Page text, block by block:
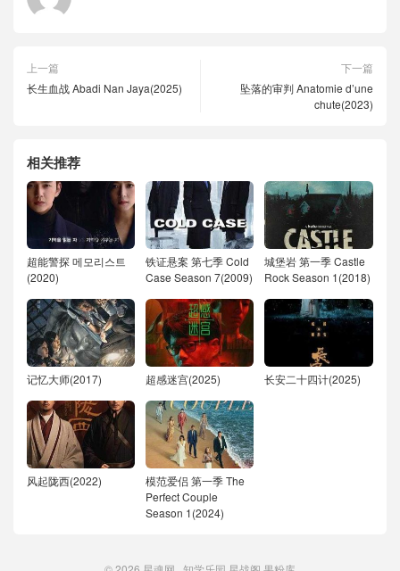
上一篇
长生血战 Abadi Nan Jaya(2025)
下一篇
坠落的审判 Anatomie d’une
chute(2023)
相关推荐
超能警探 메모리스트
(2020)
铁证悬案 第七季 Cold
Case Season 7(2009)
城堡岩 第一季 Castle
Rock Season 1(2018)
记忆大师(2017) 超感迷宫(2025) 长安二十四计(2025)
风起陇西(2022)
模范爱侣 第一季 The
Perfect Couple
Season 1(2024)